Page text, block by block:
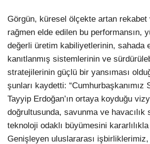
Görgün, küresel ölçekte artan
rağmen elde edilen bu performansın,
değerli üretim kabiliyetlerinin, sahada
kanıtlanmış sistemlerinin ve
stratejilerinin güçlü bir yansıması
şunları kaydetti: “Cumhurbaşkanımız
Tayyip Erdoğan’ın ortaya koyduğu
doğrultusunda, savunma ve havacılık
teknoloji odaklı büyümesini
Genişleyen uluslararası